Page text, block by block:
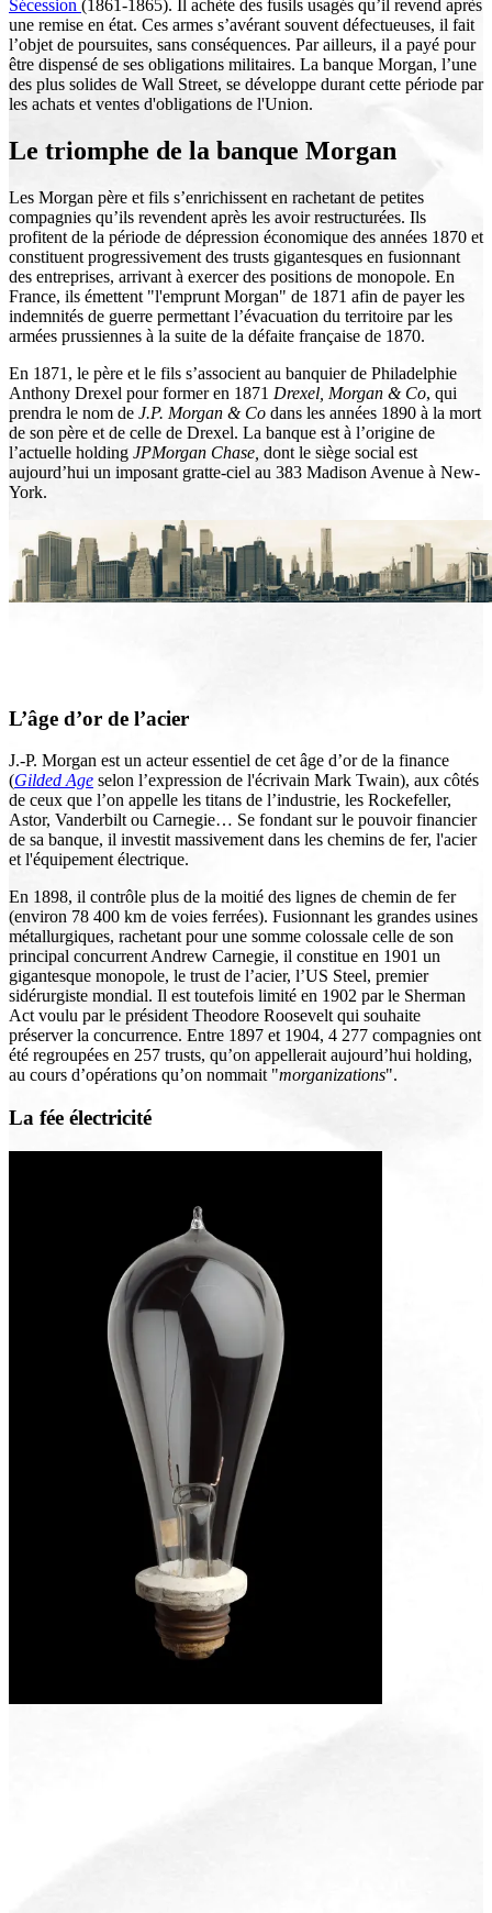
Sécession (1861-1865). Il achète des fusils usagés qu’il revend après
une remise en état. Ces armes s’avérant souvent défectueuses, il fait
l’objet de poursuites, sans conséquences. Par ailleurs, il a payé pour
être dispensé de ses obligations militaires. La banque Morgan, l’une
des plus solides de Wall Street, se développe durant cette période par
les achats et ventes d'obligations de l'Union.
Le triomphe de la banque Morgan
Les Morgan père et fils s’enrichissent en rachetant de petites
compagnies qu’ils revendent après les avoir restructurées. Ils
profitent de la période de dépression économique des années 1870 et
constituent progressivement des trusts gigantesques en fusionnant
des entreprises, arrivant à exercer des positions de monopole. En
France, ils émettent "l'emprunt Morgan" de 1871 afin de payer les
indemnités de guerre permettant l’évacuation du territoire par les
armées prussiennes à la suite de la défaite française de 1870.
En 1871, le père et le fils s’associent au banquier de Philadelphie
Anthony Drexel pour former en 1871 Drexel, Morgan & Co, qui
prendra le nom de J.P. Morgan & Co dans les années 1890 à la mort
de son père et de celle de Drexel. La banque est à l’origine de
l’actuelle holding JPMorgan Chase, dont le siège social est
aujourd’hui un imposant gratte-ciel au 383 Madison Avenue à New-
York.
L’âge d’or de l’acier
J.-P. Morgan est un acteur essentiel de cet âge d’or de la finance
(Gilded Age selon l’expression de l'écrivain Mark Twain), aux côtés
de ceux que l’on appelle les titans de l’industrie, les Rockefeller,
Astor, Vanderbilt ou Carnegie… Se fondant sur le pouvoir financier
de sa banque, il investit massivement dans les chemins de fer, l'acier
et l'équipement électrique.
En 1898, il contrôle plus de la moitié des lignes de chemin de fer
(environ 78 400 km de voies ferrées). Fusionnant les grandes usines
métallurgiques, rachetant pour une somme colossale celle de son
principal concurrent Andrew Carnegie, il constitue en 1901 un
gigantesque monopole, le trust de l’acier, l’US Steel, premier
sidérurgiste mondial. Il est toutefois limité en 1902 par le Sherman
Act voulu par le président Theodore Roosevelt qui souhaite
préserver la concurrence. Entre 1897 et 1904, 4 277 compagnies ont
été regroupées en 257 trusts, qu’on appellerait aujourd’hui holding,
au cours d’opérations qu’on nommait "morganizations".
La fée électricité